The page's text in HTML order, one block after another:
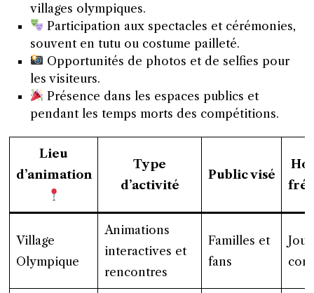
villages olympiques.
Participation aux spectacles et cérémonies,
souvent en tutu ou costume pailleté.
Opportunités de photos et de selfies pour
les visiteurs.
Présence dans les espaces publics et
pendant les temps morts des compétitions.
Lieu
d’animation
Type
d’activité
Public visé
Village
Olympique
Animations
interactives et
rencontres
Familles et
fans